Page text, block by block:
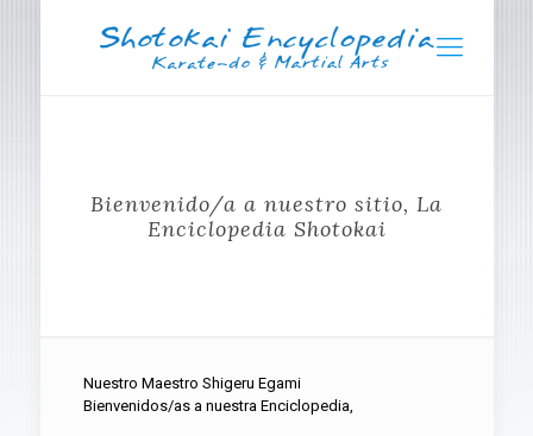
Bienvenido/a a nuestro sitio, La
Enciclopedia Shotokai
Nuestro Maestro Shigeru Egami
Bienvenidos/as a nuestra Enciclopedia,